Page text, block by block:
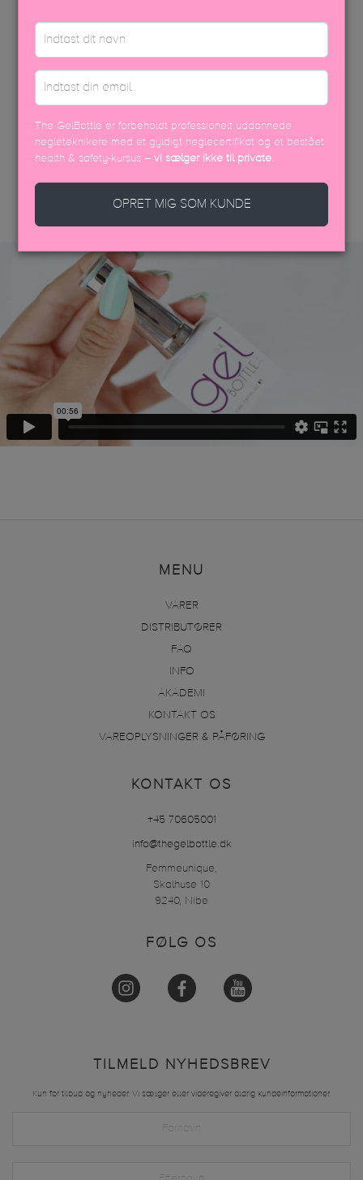
SIKKERHEDSDATABLAD
DISCOVER MORE
MENU
VARER
DISTRIBUTØRER
FAQ
INFO
AKADEMI
KONTAKT OS
VAREOPLYSNINGER & PÅFØRING
KONTAKT OS
+45 70605001
info@thegelbottle.dk
Femmeunique,
Skalhuse 10
9240, Nibe
FØLG OS
TILMELD NYHEDSBREV
Kun for tilbud og nyheder. Vi sælger eller videregiver aldrig kundeinformationer.
The GelBottle er forbeholdt professionelt uddannede
negleteknikere med et gyldigt neglecertifikat og et bestået
health & safety-kursus –vi sælger ikke til private.
OPRET MIG SOM KUNDE